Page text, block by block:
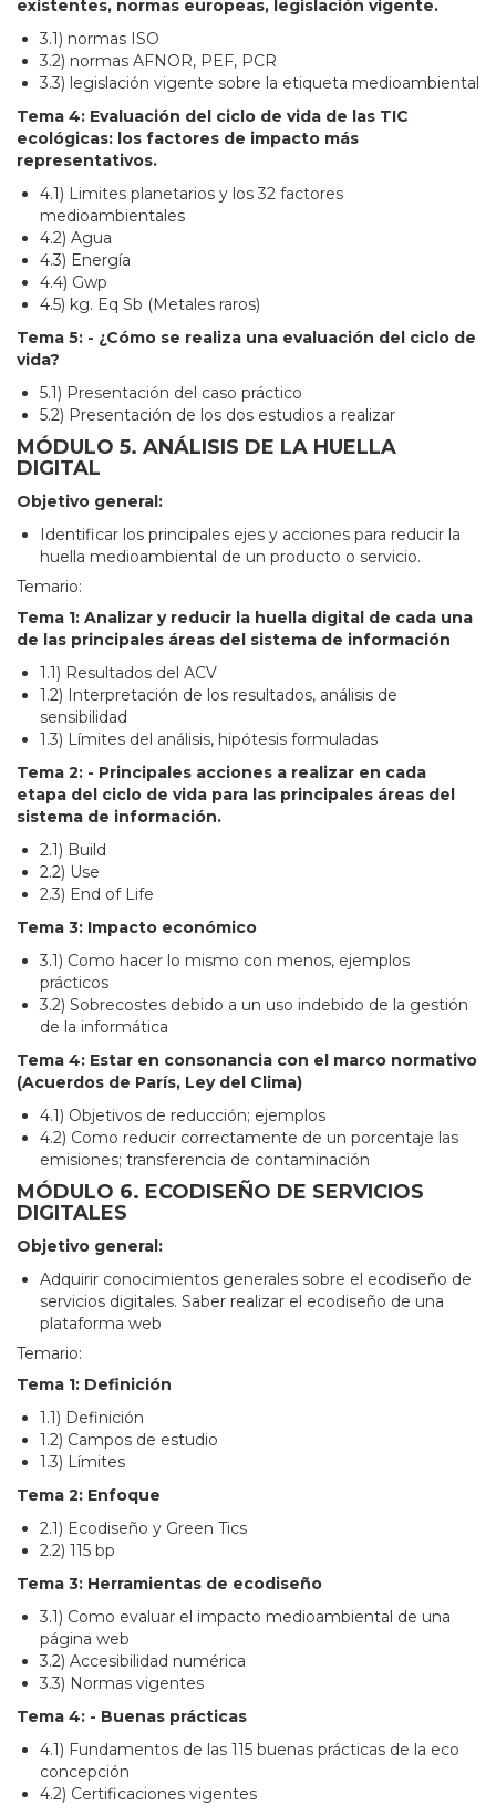
existentes, normas europeas, legislación vigente.
3.1) normas ISO
3.2) normas AFNOR, PEF, PCR
3.3) legislación vigente sobre la etiqueta medioambiental
Tema 4: Evaluación del ciclo de vida de las TIC
ecológicas: los factores de impacto más
representativos.
4.1) Limites planetarios y los 32 factores
medioambientales
4.2) Agua
4.3) Energía
4.4) Gwp
4.5) kg. Eq Sb (Metales raros)
Tema 5: - ¿Cómo se realiza una evaluación del ciclo de
vida?
5.1) Presentación del caso práctico
5.2) Presentación de los dos estudios a realizar
MÓDULO 5. ANÁLISIS DE LA HUELLA
DIGITAL
Objetivo general:
Identificar los principales ejes y acciones para reducir la
huella medioambiental de un producto o servicio.
Temario:
Tema 1: Analizar y reducir la huella digital de cada una
de las principales áreas del sistema de información
1.1) Resultados del ACV
1.2) Interpretación de los resultados, análisis de
sensibilidad
1.3) Límites del análisis, hipótesis formuladas
Tema 2: - Principales acciones a realizar en cada
etapa del ciclo de vida para las principales áreas del
sistema de información.
2.1) Build
2.2) Use
2.3) End of Life
Tema 3: Impacto económico
3.1) Como hacer lo mismo con menos, ejemplos
prácticos
3.2) Sobrecostes debido a un uso indebido de la gestión
de la informática
Tema 4: Estar en consonancia con el marco normativo
(Acuerdos de París, Ley del Clima)
4.1) Objetivos de reducción; ejemplos
4.2) Como reducir correctamente de un porcentaje las
emisiones; transferencia de contaminación
MÓDULO 6. ECODISEÑO DE SERVICIOS
DIGITALES
Objetivo general:
Adquirir conocimientos generales sobre el ecodiseño de
servicios digitales. Saber realizar el ecodiseño de una
plataforma web
Temario:
Tema 1: Definición
1.1) Definición
1.2) Campos de estudio
1.3) Límites
Tema 2: Enfoque
2.1) Ecodiseño y Green Tics
2.2) 115 bp
Tema 3: Herramientas de ecodiseño
3.1) Como evaluar el impacto medioambiental de una
página web
3.2) Accesibilidad numérica
3.3) Normas vigentes
Tema 4: - Buenas prácticas
4.1) Fundamentos de las 115 buenas prácticas de la eco
concepción
4.2) Certificaciones vigentes